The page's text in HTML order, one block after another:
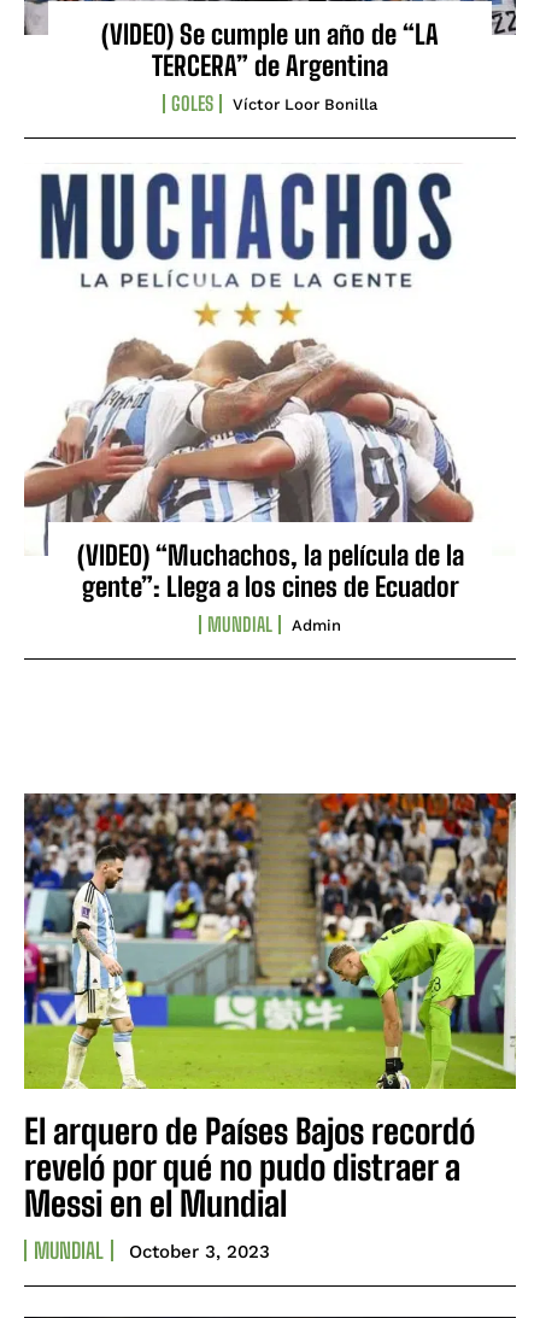
(VIDEO) Se cumple un año de “LA
TERCERA” de Argentina
GOLES Víctor Loor Bonilla
(VIDEO) “Muchachos, la película de la
gente”: Llega a los cines de Ecuador
MUNDIAL Admin
El arquero de Países Bajos recordó
reveló por qué no pudo distraer a
Messi en el Mundial
MUNDIAL October 3, 2023